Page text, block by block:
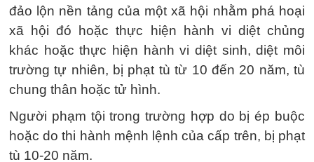
đảo lộn nền tảng của một xã hội nhằm phá hoại
xã hội đó hoặc thực hiện hành vi diệt chủng
khác hoặc thực hiện hành vi diệt sinh, diệt môi
trường tự nhiên, bị phạt tù từ 10 đến 20 năm, tù
chung thân hoặc tử hình.
Người phạm tội trong trường hợp do bị ép buộc
hoặc do thi hành mệnh lệnh của cấp trên, bị phạt
tù 10-20 năm.